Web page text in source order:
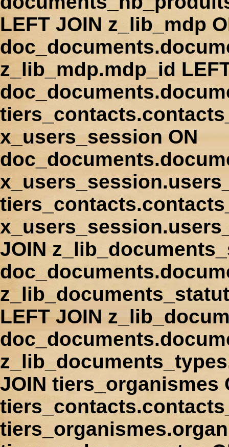
LEFT JOIN z_lib_mdp
z_lib_mdp.mdp_id
x_users_session ON
JOIN
LEFT JOIN
JOIN tiers_organismes